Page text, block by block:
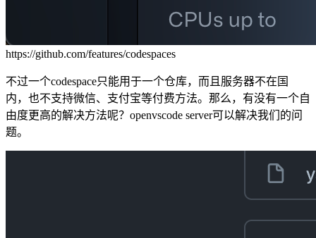
https://github.com/features/codespaces
不过一个codespace只能用于一个仓库，而且服务器不在国
内，也不支持微信、支付宝等付费方法。那么，有没有一个自
由度更高的解决方法呢？openvscode server可以解决我们的问
题。